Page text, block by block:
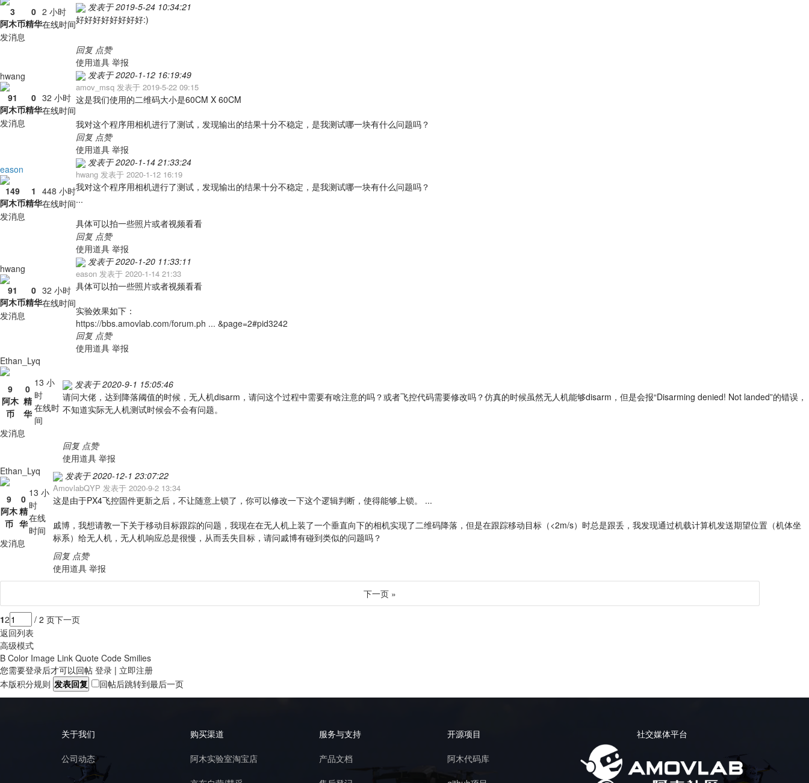
3
阿木币
0
精华
2 小时
在线时间
发消息
发表于 2019-5-24 10:34:21
好好好好好好好好:)
回复 点赞
使用道具 举报
hwang
91
阿木币
0
精华
32 小时
在线时间
发消息
发表于 2020-1-12 16:19:49
amov_msq 发表于 2019-5-22 09:15
这是我们使用的二维码大小是60CM X 60CM
我对这个程序用相机进行了测试，发现输出的结果十分不稳定，是我测试哪一块有什么问题吗？
回复 点赞
使用道具 举报
eason
149
阿木币
1
精华
448 小时
在线时间
发消息
发表于 2020-1-14 21:33:24
hwang 发表于 2020-1-12 16:19
我对这个程序用相机进行了测试，发现输出的结果十分不稳定，是我测试哪一块有什么问题吗？
...
具体可以拍一些照片或者视频看看
回复 点赞
使用道具 举报
hwang
91
阿木币
0
精华
32 小时
在线时间
发消息
发表于 2020-1-20 11:33:11
eason 发表于 2020-1-14 21:33
具体可以拍一些照片或者视频看看
实验效果如下：
https://bbs.amovlab.com/forum.ph ... &page=2#pid3242
回复 点赞
使用道具 举报
Ethan_Lyq
9
阿木
币
0
精
华
13 小
时
在线时
间
发消息
发表于 2020-9-1 15:05:46
请问大佬，达到降落阈值的时候，无人机disarm，请问这个过程中需要有啥注意的吗？或者飞控代码需要修改吗？仿真的时候虽然无人机能够disarm，但是会报“Disarming denied! Not landed”的错误，
不知道实际无人机测试时候会不会有问题。
回复 点赞
使用道具 举报
Ethan_Lyq
9
阿木
币
0
精
华
13 小
时
在线
时间
发消息
发表于 2020-12-1 23:07:22
AmovlabQYP 发表于 2020-9-2 13:34
这是由于PX4飞控固件更新之后，不让随意上锁了，你可以修改一下这个逻辑判断，使得能够上锁。 ...
戚博，我想请教一下关于移动目标跟踪的问题，我现在在无人机上装了一个垂直向下的相机实现了二维码降落，但是在跟踪移动目标（<2m/s）时总是跟丢，我发现通过机载计算机发送期望位置（机体坐
标系）给无人机，无人机响应总是很慢，从而丢失目标，请问戚博有碰到类似的问题吗？
回复 点赞
使用道具 举报
下一页 »
12 / 2 页下一页
返回列表
高级模式
B Color Image Link Quote Code Smilies
您需要登录后才可以回帖 登录 | 立即注册
本版积分规则 发表回复 回帖后跳转到最后一页
关于我们
公司动态
购买渠道
阿木实验室淘宝店
服务与支持
产品文档
开源项目
阿木代码库
社交媒体平台